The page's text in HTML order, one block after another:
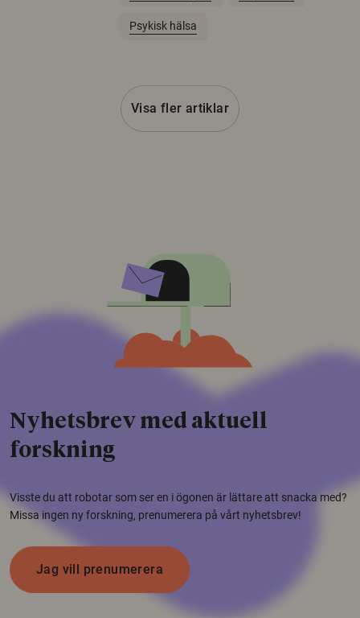
Psykisk hälsa
Visa fler artiklar
Nyhetsbrev med aktuell
forskning
Visste du att robotar som ser en i ögonen är lättare att snacka med?
Missa ingen ny forskning, prenumerera på vårt nyhetsbrev!
Jag vill prenumerera